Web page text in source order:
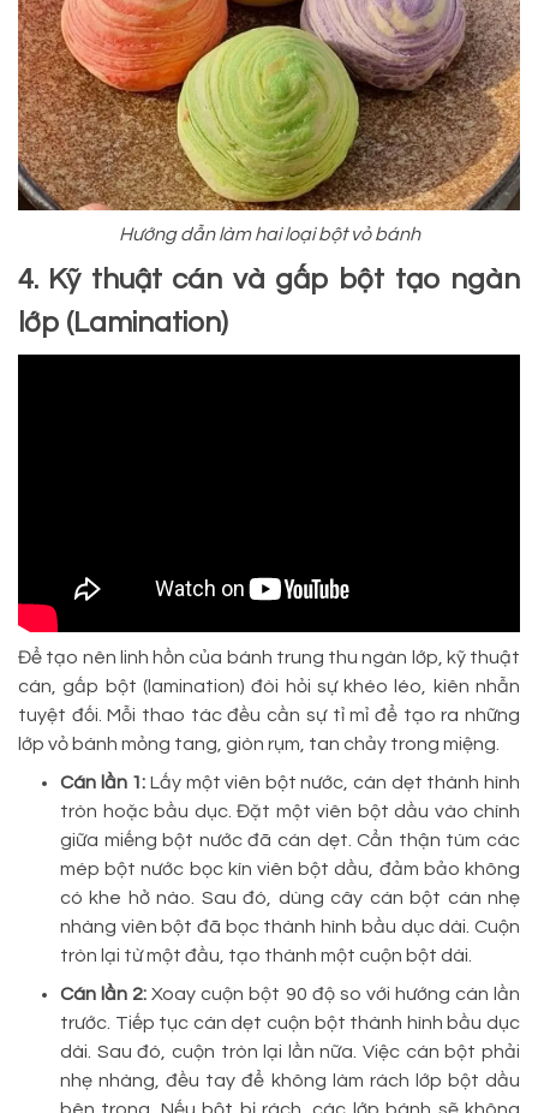
Hướng dẫn làm hai loại bột vỏ bánh
4. Kỹ thuật cán và gấp bột tạo ngàn
lớp (Lamination)
Để tạo nên linh hồn của bánh trung thu ngàn lớp, kỹ thuật
cán, gấp bột (lamination) đòi hỏi sự khéo léo, kiên nhẫn
tuyệt đối. Mỗi thao tác đều cần sự tỉ mỉ để tạo ra những
lớp vỏ bánh mỏng tang, giòn rụm, tan chảy trong miệng.
Cán lần 1: Lấy một viên bột nước, cán dẹt thành hình
tròn hoặc bầu dục. Đặt một viên bột dầu vào chính
giữa miếng bột nước đã cán dẹt. Cẩn thận túm các
mép bột nước bọc kín viên bột dầu, đảm bảo không
có khe hở nào. Sau đó, dùng cây cán bột cán nhẹ
nhàng viên bột đã bọc thành hình bầu dục dài. Cuộn
tròn lại từ một đầu, tạo thành một cuộn bột dài.
Cán lần 2:Xoay cuộn bột 90 độ so với hướng cán lần
trước. Tiếp tục cán dẹt cuộn bột thành hình bầu dục
dài. Sau đó, cuộn tròn lại lần nữa. Việc cán bột phải
nhẹ nhàng, đều tay để không làm rách lớp bột dầu